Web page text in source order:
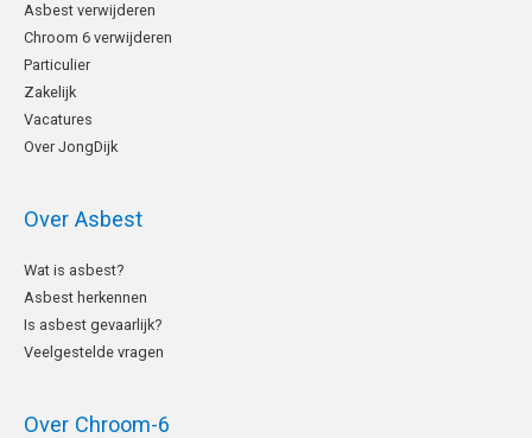
Asbest verwijderen
Chroom 6 verwijderen
Particulier
Zakelijk
Vacatures
Over JongDijk
Over Asbest
Wat is asbest?
Asbest herkennen
Is asbest gevaarlijk?
Veelgestelde vragen
Over Chroom-6